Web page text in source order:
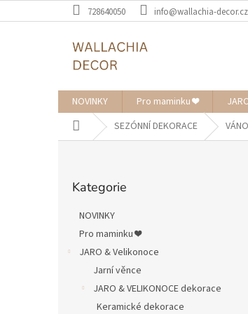
na
728640050 info@wallachia-decor.cz
NOVINKY Pro maminku ❤️
Domů SEZÓNNÍ DEKORACE
kategorie
Kategorie
NOVINKY
Pro maminku ❤️
JARO & Velikonoce
Jarní věnce
JARO & VELIKONOCE dekorace
Keramické dekorace